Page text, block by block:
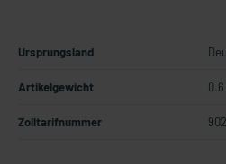
Ursprungsland
Artikelgewicht
Zolltarifnummer